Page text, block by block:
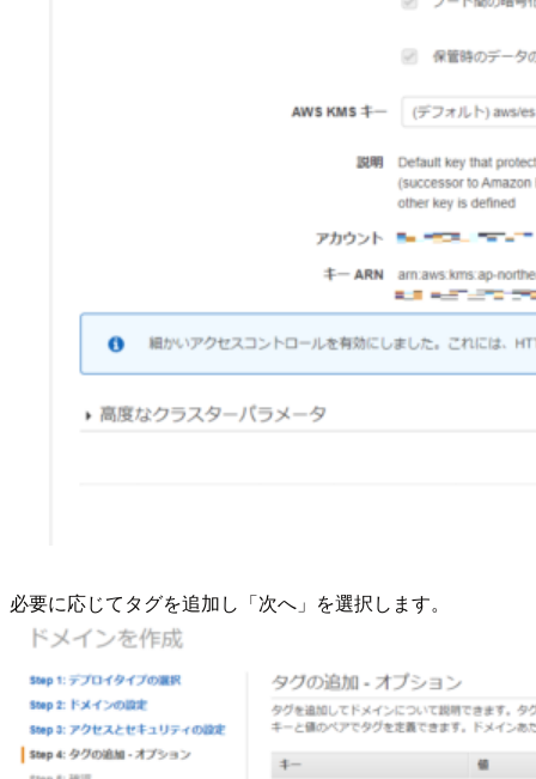
必要に応じてタグを追加し「次へ」を選択します。